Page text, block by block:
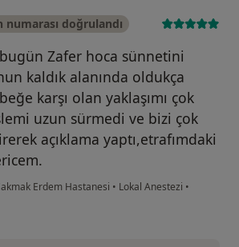
numarası doğrulandı
Zafer hoca sünnetini
kaldık alanında oldukça
karşı olan yaklaşımı çok
uzun sürmedi ve bizi çok
açıklama yaptı,etrafımdaki
Erdem Hastanesi • Lokal Anestezi •
a....d